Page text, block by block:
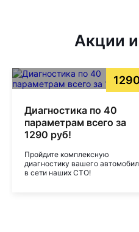
Акции
Диагностика по 40
параметрам всего за
1290 руб!
Пройдите комплексную
диагностику вашего
в сети наших СТО!